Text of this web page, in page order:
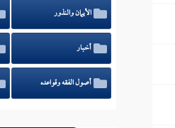
الأيمان والنذور
أخبار
أصول الفقه وقواعده